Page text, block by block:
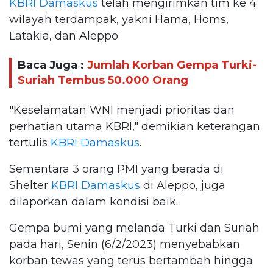
KBRI Damaskus telah mengirimkan tim ke 4
wilayah terdampak, yakni Hama, Homs,
Latakia, dan Aleppo.
Baca Juga : Jumlah Korban Gempa Turki-
Suriah Tembus 50.000 Orang
"Keselamatan WNI menjadi prioritas dan
perhatian utama KBRI," demikian keterangan
tertulis KBRI Damaskus.
Sementara 3 orang PMI yang berada di
Shelter KBRI Damaskus di Aleppo, juga
dilaporkan dalam kondisi baik.
Gempa bumi yang melanda Turki dan Suriah
pada hari, Senin (6/2/2023) menyebabkan
korban tewas yang terus bertambah hingga